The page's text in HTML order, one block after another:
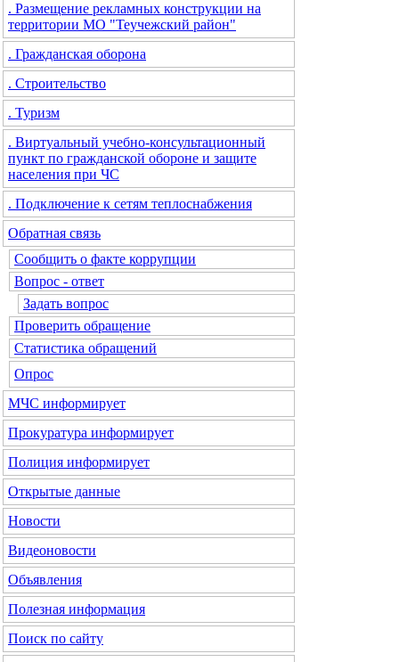
. Размещение рекламных конструкции на
территории МО "Теучежский район"
. Гражданская оборона
. Строительство
. Туризм
. Виртуальный учебно-консультационный
пункт по гражданской обороне и защите
населения при ЧС
. Подключение к сетям теплоснабжения
Обратная связь
Сообщить о факте коррупции
Вопрос - ответ
Задать вопрос
Проверить обращение
Статистика обращений
Опрос
МЧС информирует
Прокуратура информирует
Полиция информирует
Открытые данные
Новости
Видеоновости
Объявления
Полезная информация
Поиск по сайту